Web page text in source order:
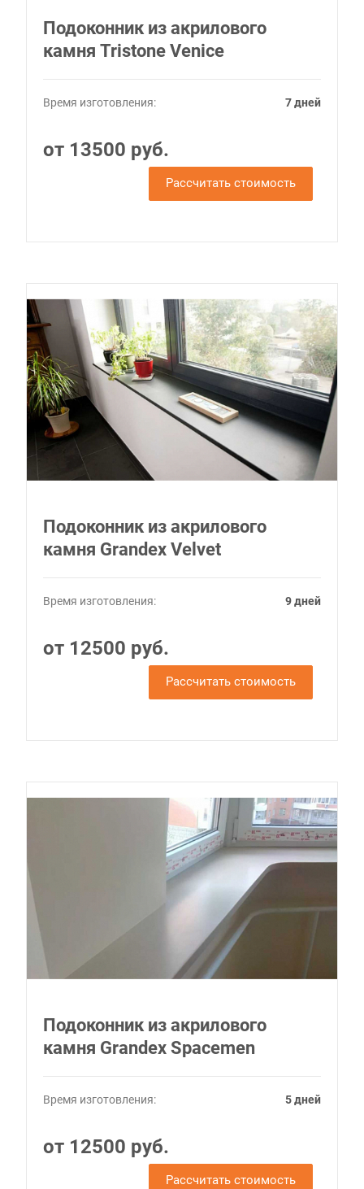
Подоконник из акрилового
камня Tristone Venice
Время изготовления: 7 дней
от 13500 руб.
Рассчитать стоимость
Подоконник из акрилового
камня Grandex Velvet
Время изготовления: 9 дней
от 12500 руб.
Рассчитать стоимость
Подоконник из акрилового
камня Grandex Spacemen
Время изготовления: 5 дней
от 12500 руб.
Рассчитать стоимость